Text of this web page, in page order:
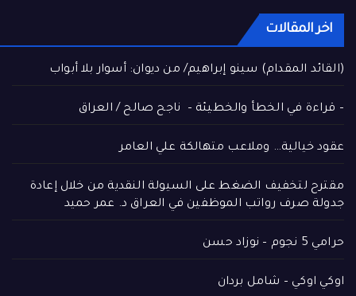
اخر المقالات
(القائد المقدام) سينو إبراهيم/ من ديوان: أسوار بلا أبواب
– قراءة في الخطأ والخطيئة – ناجح صالح / العراق
عقود خيالية… وملاعب متهالكة علي العامر
مقترح لتخفيف الضغط على السيولة النقدية من خلال إعادة
جدولة صرف رواتب الموظفين في العراق د. عمر حميد
حرامي 5 نجوم – نوزاد حسن
اوكي اوكي – شامل بردان